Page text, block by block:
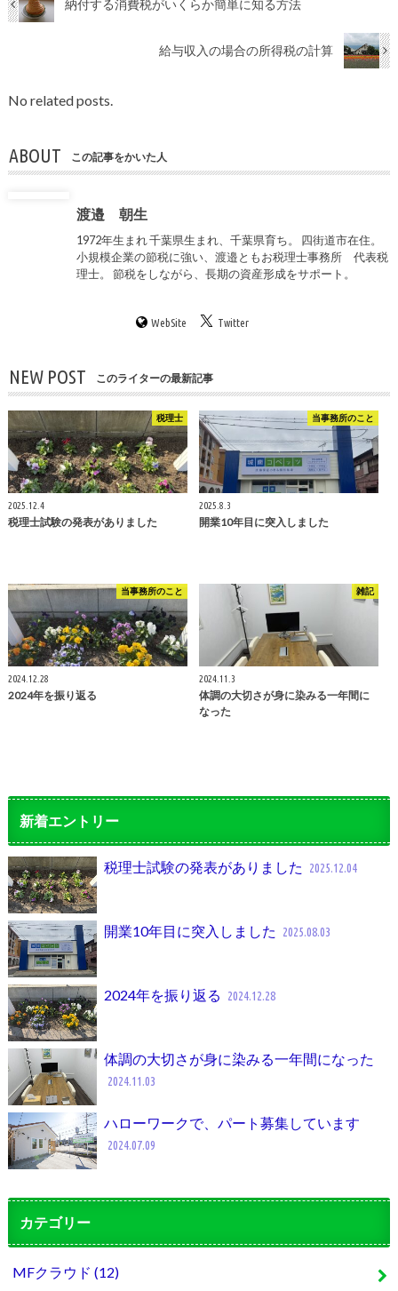
納付する消費税がいくらか簡単に知る方法
給与収入の場合の所得税の計算
No related posts.
ABOUT この記事をかいた人
渡邉 朝生
1972年生まれ 千葉県生まれ、千葉県育ち。 四街道市在住。
小規模企業の節税に強い、渡邉ともお税理士事務所 代表税
理士。 節税をしながら、長期の資産形成をサポート。
WebSite Twitter
NEW POST このライターの最新記事
税理士
2025.12.4
税理士試験の発表がありました
当事務所のこと
2025.8.3
開業10年目に突入しました
当事務所のこと
2024.12.28
2024年を振り返る
雑記
2024.11.3
体調の大切さが身に染みる一年間に
なった
新着エントリー
税理士試験の発表がありました 2025.12.04
開業10年目に突入しました 2025.08.03
2024年を振り返る 2024.12.28
体調の大切さが身に染みる一年間になった
2024.11.03
ハローワークで、パート募集しています
2024.07.09
カテゴリー
MFクラウド (12)